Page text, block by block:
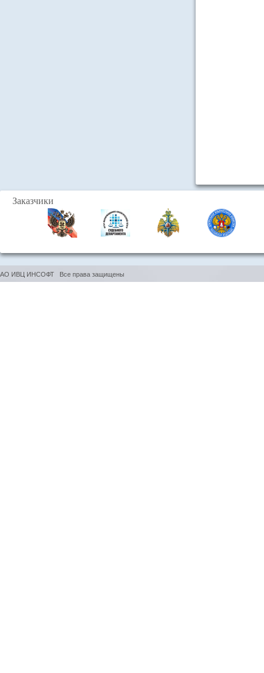
Заказчики
АО ИВЦ ИНСОФТ Все права защищены